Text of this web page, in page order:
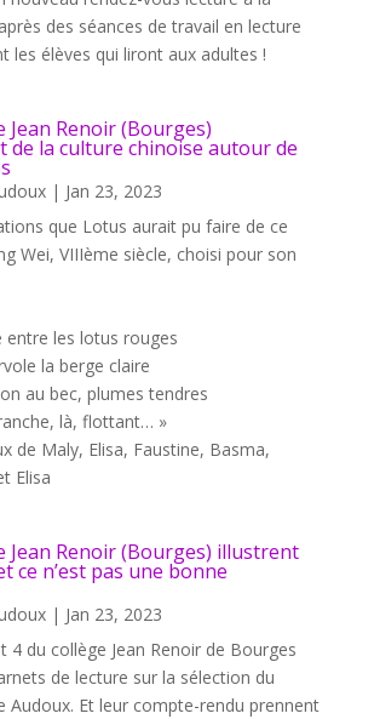
des séances de travail en lecture
les élèves qui liront aux adultes !
Jean Renoir (Bourges)
de la culture chinoise autour de
| Jan 23, 2023
que Lotus aurait pu faire de ce
Wei, VIIIème siècle, choisi pour son
entre les lotus rouges
la berge claire
au bec, plumes tendres
là, flottant… »
de Maly, Elisa, Faustine, Basma,
Elisa
Jean Renoir (Bourges) illustrent
ce n’est pas une bonne
| Jan 23, 2023
4 du collège Jean Renoir de Bourges
de lecture sur la sélection du
Audoux. Et leur compte-rendu prennent